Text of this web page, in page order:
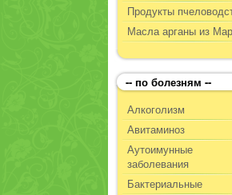
Продукты
Масла арганы из
-- по болезням --
Алкоголизм
Авитаминоз
Аутоимунные
заболевания
Бактериальные